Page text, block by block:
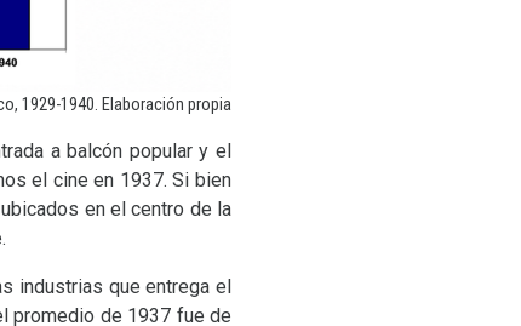
1929-1940. Elaboración propia
a balcón popular y el
el cine en 1937. Si bien
en el centro de la
industrias que entrega el
promedio de 1937 fue de